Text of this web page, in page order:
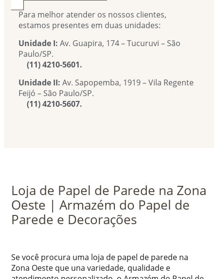
Para melhor atender os nossos clientes,
estamos presentes em duas unidades:
Unidade I: Av. Guapira, 174 – Tucuruvi – São
Paulo/SP.
(11) 4210-5601.
Unidade II: Av. Sapopemba, 1919 – Vila Regente
Feijó – São Paulo/SP.
(11) 4210-5607.
Loja de Papel de Parede na Zona
Oeste | Armazém do Papel de
Parede e Decorações
Se você procura uma loja de papel de parede na
Zona Oeste que una variedade, qualidade e